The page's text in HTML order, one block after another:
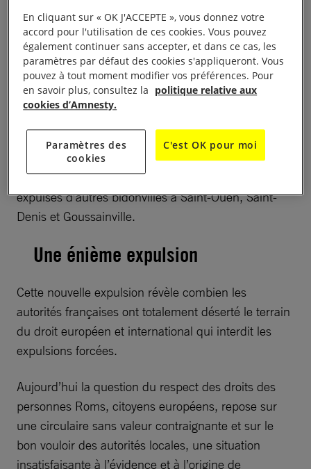
International France dénonce une évacuation forcée
en pleine trêve hivernale sans aucune proposition
de relogement durable faite aux occupants.
Le bidonville situé entre Saint-Denis et Pierrefitte
maire de Pierrefitte. Plus de 600 personnes, dont
près de 150 enfants, sont installées sur ce terrain.
Tous les occupants se sont installés après avoir été
expulsés d’autres bidonvilles à Saint-Ouen, Saint-
Denis et Goussainville.
Une énième expulsion
Cette nouvelle expulsion révèle combien les
autorités françaises ont totalement déserté le terrain
du droit européen et international qui interdit les
expulsions forcées.
Aujourd’hui la question du respect des droits des
personnes Roms, citoyens européens, repose sur
une circulaire sans valeur contraignante et sur le
bon vouloir des autorités locales, une situation
insatisfaisante à l’évidence et à l’origine de
En cliquant sur « OK J'ACCEPTE », vous donnez votre
accord pour l'utilisation de ces cookies. Vous pouvez
également continuer sans accepter, et dans ce cas, les
paramètres par défaut des cookies s'appliqueront. Vous
pouvez à tout moment modifier vos préférences. Pour
en savoir plus, consultez la politique relative aux
cookies d’Amnesty.
Paramètres des
cookies
C'est OK pour moi